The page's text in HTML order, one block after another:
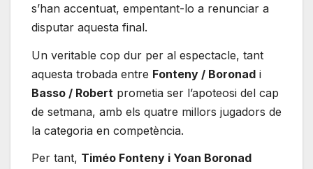
s’han accentuat, empentant-lo a renunciar a
disputar aquesta final.
Un veritable cop dur per al espectacle, tant
aquesta trobada entre Fonteny / Boronad i
Basso / Robert prometia ser l’apoteosi del cap
de setmana, amb els quatre millors jugadors de
la categoria en competència.
Per tant, Timéo Fonteny i Yoan Boronad